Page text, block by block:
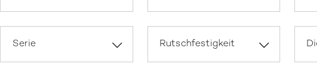
Serie Rutschfestigkeit